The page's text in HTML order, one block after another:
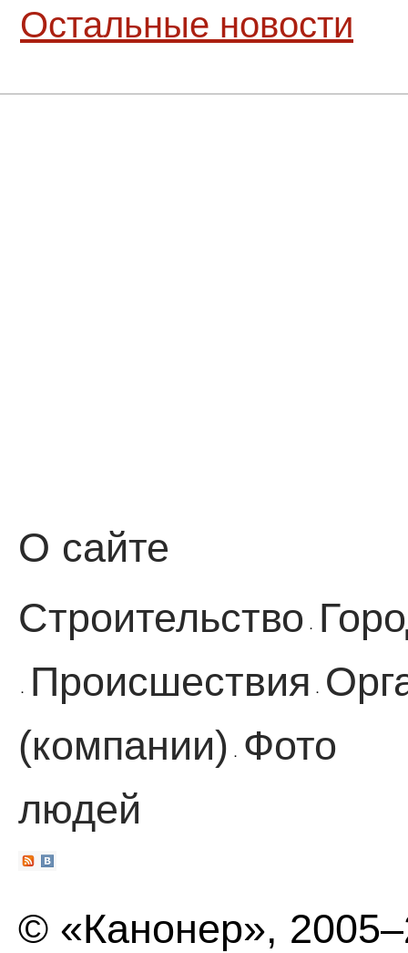
Остальные новости
О сайте
Строительство ·
· Происшествия ·
(компании)
·
Фото
людей
© «Канонер»,